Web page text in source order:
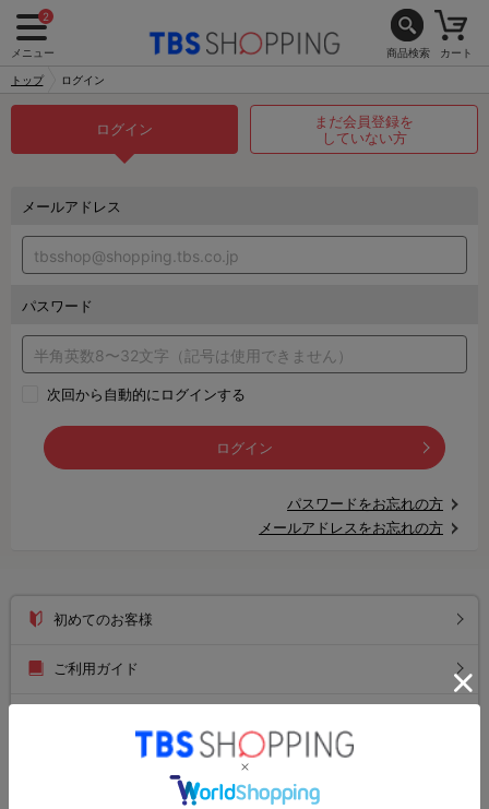
2
メニュー 商品検索 カート
トップ ログイン
ログイン
まだ会員登録を
していない方
メールアドレス
パスワード
次回から自動的にログインする
ログイン
パスワードをお忘れの方
メールアドレスをお忘れの方
初めてのお客様
ご利用ガイド